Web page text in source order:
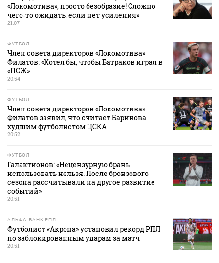
«Локомотива», просто безобразие! Сложно
чего‑то ожидать, если нет усиления»
21:07
ФУТБОЛ
Член совета директоров «Локомотива»
Филатов: «Хотел бы, чтобы Батраков играл в
«ПСЖ»
20:54
ФУТБОЛ
Член совета директоров «Локомотива»
Филатов заявил, что считает Баринова
худшим футболистом ЦСКА
20:52
ФУТБОЛ
Галактионов: «Нецензурную брань
использовать нельзя. После бронзового
сезона рассчитывали на другое развитие
событий»
20:51
АЛЬФА-БАНК РПЛ
Футболист «Акрона» установил рекорд РПЛ
по заблокированным ударам за матч
20:51